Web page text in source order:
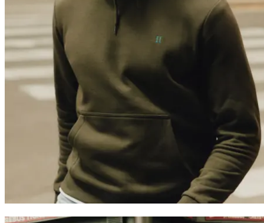
Trending now
T-Shirts
Shorts